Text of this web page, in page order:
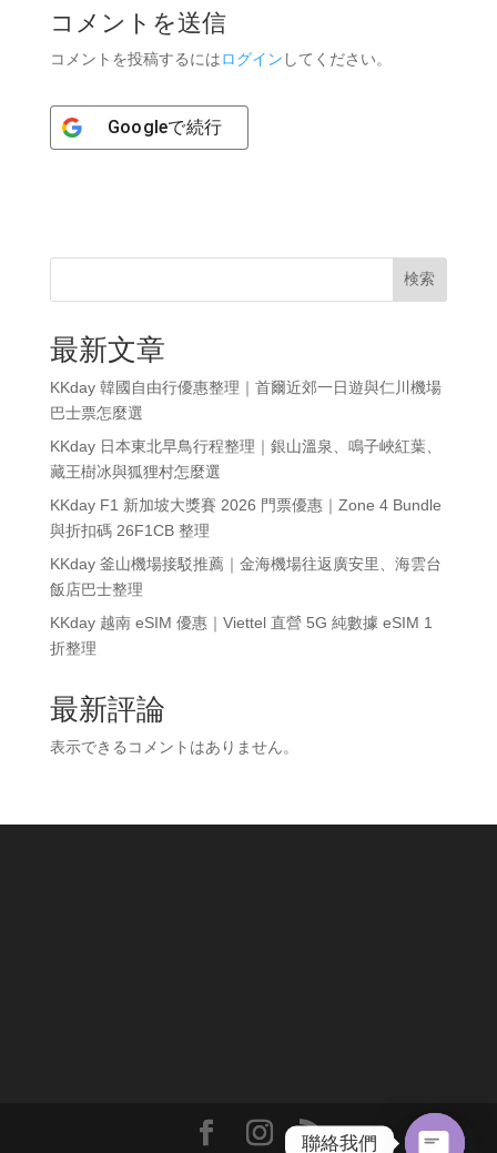
コメントを送信
コメントを投稿するにはログイン してください。
Googleで続行
検索
最新文章
KKday 韓國自由行優惠整理｜首爾近郊一日遊與仁川機場
巴士票怎麼選
KKday 日本東北早鳥行程整理｜銀山溫泉、鳴子峽紅葉、
藏王樹冰與狐狸村怎麼選
KKday F1 新加坡大獎賽 2026 門票優惠｜Zone 4 Bundle
與折扣碼 26F1CB 整理
KKday 釜山機場接駁推薦｜金海機場往返廣安里、海雲台
飯店巴士整理
KKday 越南 eSIM 優惠｜Viettel 直營 5G 純數據 eSIM 1
折整理
最新評論
表示できるコメントはありません。
聯絡我們